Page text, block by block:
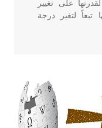
على تغيير
لتغير درجة
الأدلة، تنظيم
في جروح الرأس.
حرر الطب من